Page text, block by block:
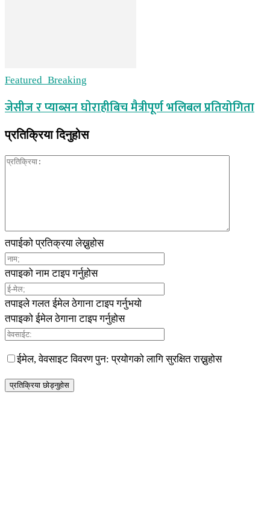
Featured_Breaking
जेसीज र प्याब्सन घाेराहीबिच मैत्रीपूर्ण भलिबल प्रतियोगिता
प्रतिक्रिया दिनुहोस
तपाईको प्रतिक्रया लेख्नुहोस
तपाइको नाम टाइप गर्नुहोस
तपाइले गलत ईमेल ठेगाना टाइप गर्नुभयो
तपाइको ईमेल ठेगाना टाइप गर्नुहोस
ईमेल, वेवसाइट विवरण पुन: प्रयोगको लागि सुरक्षित राख्नुहोस